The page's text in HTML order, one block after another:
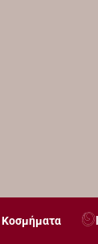
Κοσμήματα